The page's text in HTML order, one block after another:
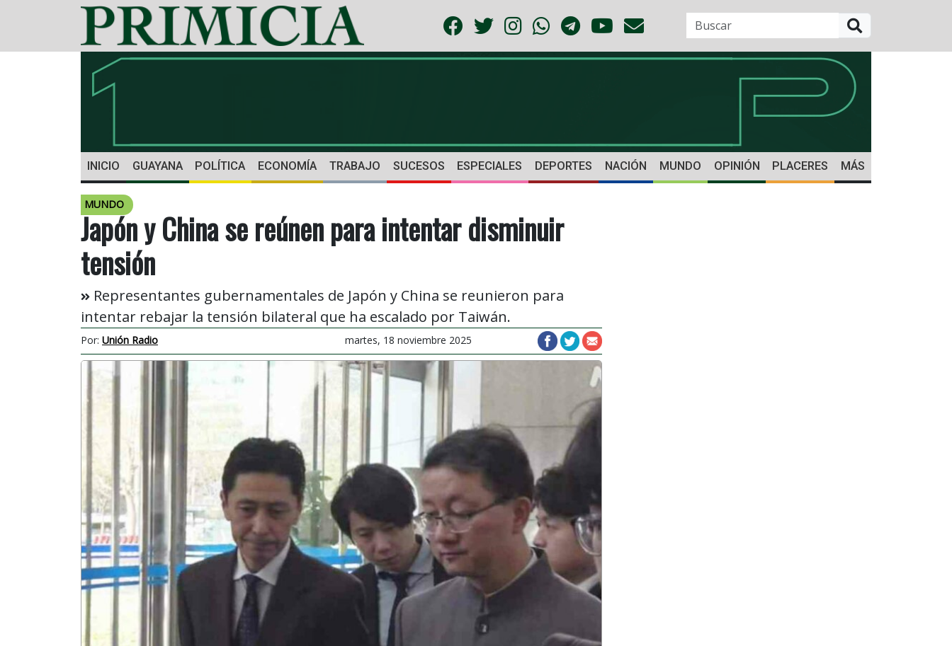
INICIO GUAYANA POLÍTICA ECONOMÍA TRABAJO SUCESOS ESPECIALES DEPORTES NACIÓN MUNDO OPINIÓN PLACERES MÁS
MUNDO
Japón y China se reúnen para intentar disminuir
tensión
Representantes gubernamentales de Japón y China se reunieron para
intentar rebajar la tensión bilateral que ha escalado por Taiwán.
Por: Unión Radio martes, 18 noviembre 2025